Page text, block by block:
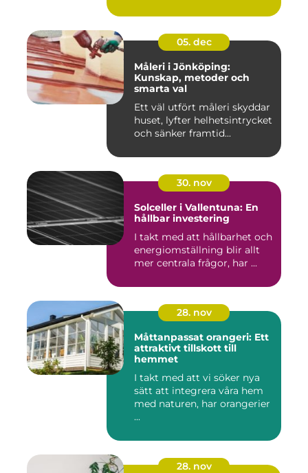
05. dec
Måleri i Jönköping:
Kunskap, metoder och
smarta val
Ett väl utfört måleri skyddar
huset, lyfter helhetsintrycket
och sänker framtid...
30. nov
Solceller i Vallentuna: En
hållbar investering
I takt med att hållbarhet och
energiomställning blir allt
mer centrala frågor, har ...
28. nov
Måttanpassat orangeri: Ett
attraktivt tillskott till
hemmet
I takt med att vi söker nya
sätt att integrera våra hem
med naturen, har orangerier
...
28. nov